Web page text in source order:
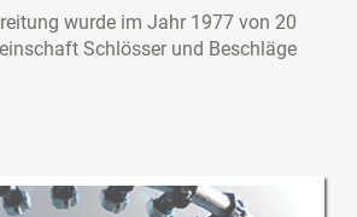
wurde im Jahr 1977 von 20
Schlösser und Beschläge